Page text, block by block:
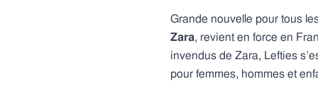
Grande nouvelle pour tous
Zara, revient en force en
invendus de Zara, Lefties
pour femmes, hommes et